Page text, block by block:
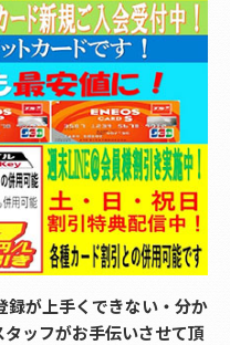
録が上手くできない・分か
ッフがお手伝いさせて頂